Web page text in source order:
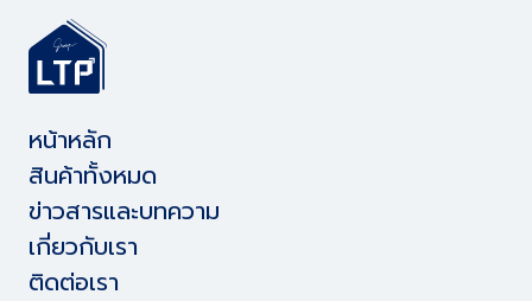
หน้าหลัก
สินค้าทั้งหมด
ข่าวสารและบทความ
เกี่ยวกับเรา
ติดต่อเรา